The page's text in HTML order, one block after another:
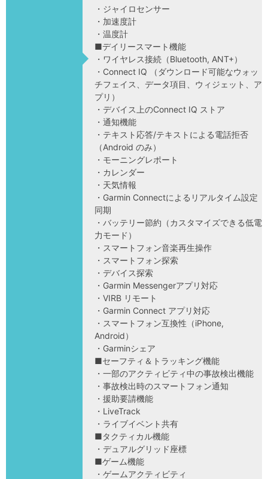
・ジャイロセンサー
・加速度計
・温度計
■デイリースマート機能
・ワイヤレス接続（Bluetooth, ANT+）
・Connect IQ （ダウンロード可能なウォッ
チフェイス、データ項目、ウィジェット、ア
プリ）
・デバイス上のConnect IQ ストア
・通知機能
・テキスト応答/テキストによる電話拒否
（Android のみ）
・モーニングレポート
・カレンダー
・天気情報
・Garmin Connectによるリアルタイム設定
同期
・バッテリー節約（カスタマイズできる低電
力モード）
・スマートフォン音楽再生操作
・スマートフォン探索
・デバイス探索
・Garmin Messengerアプリ対応
・VIRB リモート
・Garmin Connect アプリ対応
・スマートフォン互換性（iPhone,
Android）
・Garminシェア
■セーフティ＆トラッキング機能
・一部のアクティビティ中の事故検出機能
・事故検出時のスマートフォン通知
・援助要請機能
・LiveTrack
・ライブイベント共有
■タクティカル機能
・デュアルグリッド座標
■ゲーム機能
・ゲームアクティビティ